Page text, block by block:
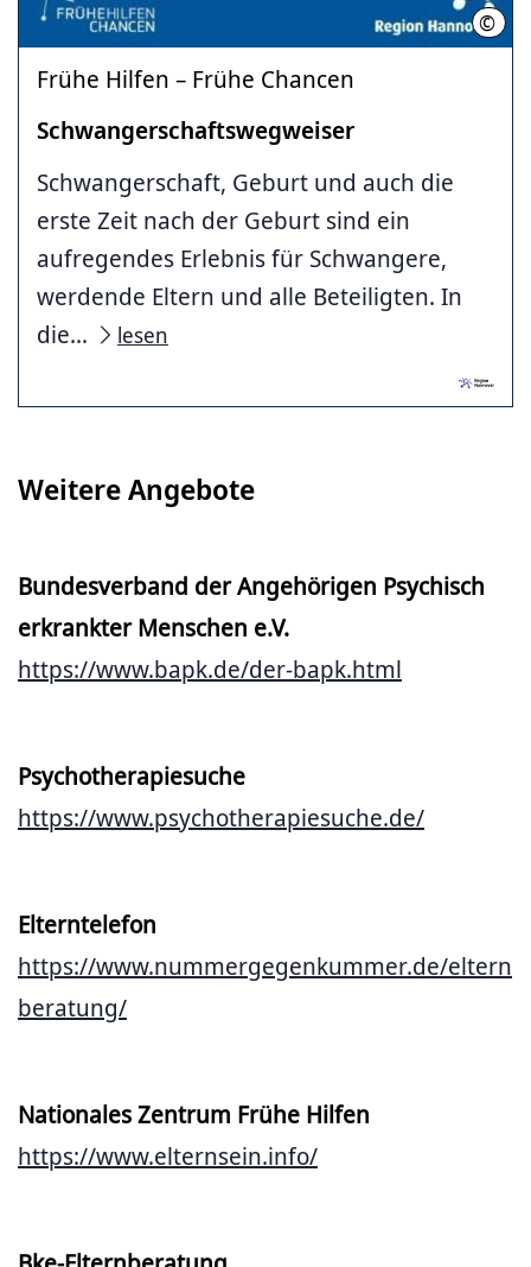
© RH
Frühe Hilfen – Frühe Chancen
Schwangerschaftswegweiser
Schwangerschaft, Geburt und auch die
erste Zeit nach der Geburt sind ein
aufregendes Erlebnis für Schwangere,
werdende Eltern und alle Beteiligten. In
die...
lesen
Weitere Angebote
Bundesverband der Angehörigen Psychisch
erkrankter Menschen e.V.
https://www.bapk.de/der-bapk.html
Psychotherapiesuche
https://www.psychotherapiesuche.de/
Elterntelefon
https://www.nummergegenkummer.de/eltern
beratung/
Nationales Zentrum Frühe Hilfen
https://www.elternsein.info/